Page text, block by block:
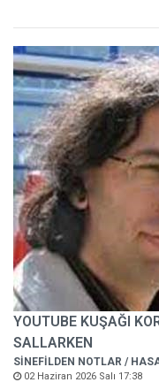
YOUTUBE KUŞAĞI
SALLARKEN
SİNEFİLDEN NOTLAR /
02 Haziran 2026 Salı 17:38